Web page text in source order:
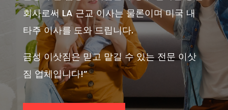
회사로써 LA 근교 이사는 물론이며 미국 내
타주 이사를 도와 드립니다.
금성 이삿짐은 믿고 맡길 수 있는 전문 이삿
짐 업체입니다!”